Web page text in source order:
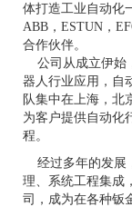
体打造工业自动化
ABB，ESTUN，
合作伙伴。
公司从成立伊始
器人行业应用，自
队集中在上海，北
为客户提供自动化
程。
经过多年的发展
理、系统工程集成
司，成为在各种钣